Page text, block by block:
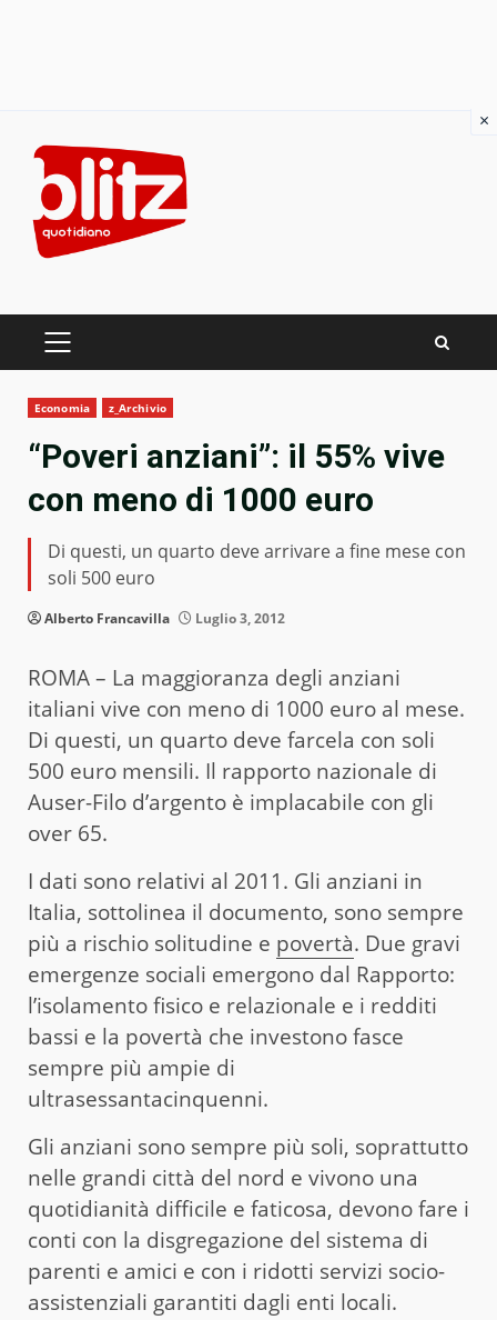
content
PRIMARY
Economia z_Archivio
“Poveri anziani”: il 55% vive
con meno di 1000 euro
Di questi, un quarto deve arrivare a fine mese con
soli 500 euro
Alberto Francavilla Luglio 3, 2012
ROMA – La maggioranza degli anziani
italiani vive con meno di 1000 euro al mese.
Di questi, un quarto deve farcela con soli
500 euro mensili. Il rapporto nazionale di
Auser-Filo d’argento è implacabile con gli
over 65.
I dati sono relativi al 2011. Gli anziani in
Italia, sottolinea il documento, sono sempre
più a rischio solitudine e povertà. Due gravi
emergenze sociali emergono dal Rapporto:
l’isolamento fisico e relazionale e i redditi
bassi e la povertà che investono fasce
sempre più ampie di
ultrasessantacinquenni.
Gli anziani sono sempre più soli, soprattutto
nelle grandi città del nord e vivono una
quotidianità difficile e faticosa, devono fare i
conti con la disgregazione del sistema di
parenti e amici e con i ridotti servizi socio-
assistenziali garantiti dagli enti locali.
×